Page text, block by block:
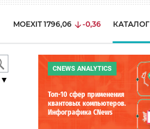
MOEXIT 1796,06 -0,36 КАТАЛОГ
▼
CNEWS ANALYTICS
Топ-10 сфер применения
квантовых компьютеров.
Инфографика CNews